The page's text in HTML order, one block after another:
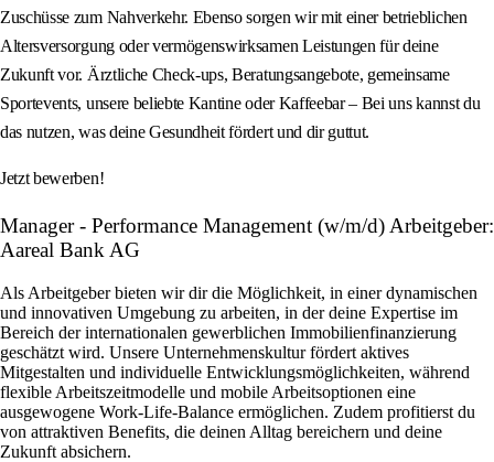
Zuschüsse zum Nahverkehr. Ebenso sorgen wir mit einer betrieblichen
Altersversorgung oder vermögenswirksamen Leistungen für deine
Zukunft vor. Ärztliche Check-ups, Beratungsangebote, gemeinsame
Sportevents, unsere beliebte Kantine oder Kaffeebar – Bei uns kannst du
das nutzen, was deine Gesundheit fördert und dir guttut.
Jetzt bewerben!
Manager - Performance Management (w/m/d) Arbeitgeber:
Aareal Bank AG
Als Arbeitgeber bieten wir dir die Möglichkeit, in einer dynamischen
und innovativen Umgebung zu arbeiten, in der deine Expertise im
Bereich der internationalen gewerblichen Immobilienfinanzierung
geschätzt wird. Unsere Unternehmenskultur fördert aktives
Mitgestalten und individuelle Entwicklungsmöglichkeiten, während
flexible Arbeitszeitmodelle und mobile Arbeitsoptionen eine
ausgewogene Work-Life-Balance ermöglichen. Zudem profitierst du
von attraktiven Benefits, die deinen Alltag bereichern und deine
Zukunft absichern.